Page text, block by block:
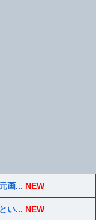
画... NEW
い... NEW